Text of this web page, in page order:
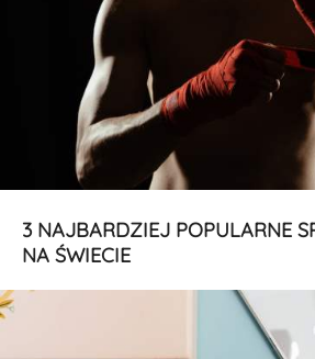
3 NAJBARDZIEJ POPULARNE
NA ŚWIECIE